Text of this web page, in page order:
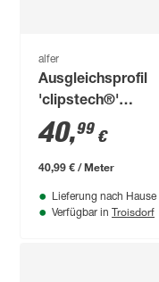
alfer
Ausgleichsprofil
'clipstech®'
Aluminium grau
1000 x 56 mm
40,99 €
40,99 € / Meter
Lieferung nach Hause
Verfügbar in Troisdorf